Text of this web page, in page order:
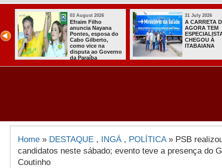
31 July 2026
A CARRETA DO
AGORA TEM
ESPECIALISTAS
CHEGOU À
ITABAIANA
31 July 2026
Sistema do TSE
registra primeiras
candidaturas na
Paraíba
Home » DESTAQUE , INGÁ, POLÍTICA» PSB
candidatos neste sábado; evento teve a presença do
Coutinho